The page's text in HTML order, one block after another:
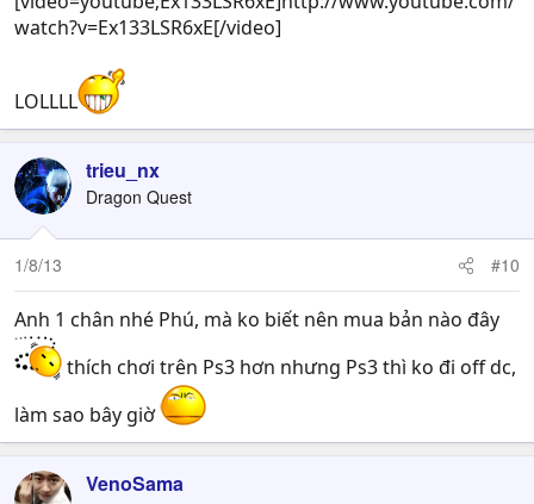
watch?v=Ex133LSR6xE[/video]
LOLLLL
trieu_nx
Dragon Quest
1/8/13 #10
Anh 1 chân nhé Phú, mà ko biết nên mua bản nào đây
thích chơi trên Ps3 hơn nhưng Ps3 thì ko đi off dc,
làm sao bây giờ
VenoSama